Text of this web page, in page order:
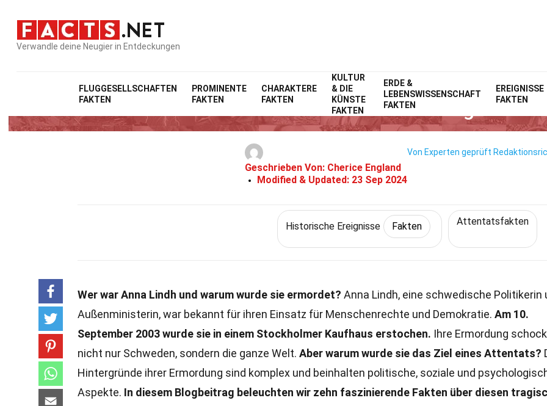
Verwandle deine Neugier in Entdeckungen
FLUGGESELLSCHAFTEN
FAKTEN
PROMINENTE
FAKTEN
CHARAKTERE
FAKTEN
KULTUR
& DIE
KÜNSTE
FAKTEN
ERDE &
LEBENSWISSENSCHAFT
FAKTEN
EREIGNISSE
FAKTEN
Home Geschichte Fakten Historische EreignisseFakten
10 Fakten Über Die Ermordung Von
Geschrieben Von: Cherice England
Modified & Updated: 23 Sep 2024
Von Experten geprüft
Historische Ereignisse Fakten Attentatsfakten
Wer war Anna Lindh und warum wurde sie ermordet? Anna Lindh, eine schwedische Politikerin
Außenministerin, war bekannt für ihren Einsatz für Menschenrechte und Demokratie. Am 10.
September 2003 wurde sie in einem Stockholmer Kaufhaus erstochen. Ihre Ermordung
nicht nur Schweden, sondern die ganze Welt. Aber warum wurde sie das Ziel eines Attentats?
Hintergründe ihrer Ermordung sind komplex und beinhalten politische, soziale und
Aspekte. In diesem Blogbeitrag beleuchten wir zehn faszinierende Fakten über diesen